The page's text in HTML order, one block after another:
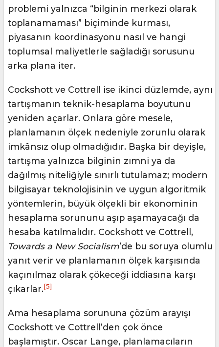
problemi yalnızca “bilginin merkezi olarak
toplanamaması” biçiminde kurması,
piyasanın koordinasyonu nasıl ve hangi
toplumsal maliyetlerle sağladığı sorusunu
arka plana iter.
Cockshott ve Cottrell ise ikinci düzlemde, aynı
tartışmanın teknik-hesaplama boyutunu
yeniden açarlar. Onlara göre mesele,
planlamanın ölçek nedeniyle zorunlu olarak
imkânsız olup olmadığıdır. Başka bir deyişle,
tartışma yalnızca bilginin zımni ya da
dağılmış niteliğiyle sınırlı tutulamaz; modern
bilgisayar teknolojisinin ve uygun algoritmik
yöntemlerin, büyük ölçekli bir ekonominin
hesaplama sorununu aşıp aşamayacağı da
hesaba katılmalıdır. Cockshott ve Cottrell,
Towards a New Socialism’de bu soruya olumlu
yanıt verir ve planlamanın ölçek karşısında
kaçınılmaz olarak çökeceği iddiasına karşı
çıkarlar.[5]
Ama hesaplama sorununa çözüm arayışı
Cockshott ve Cottrell’den çok önce
başlamıştır. Oscar Lange, planlamacıların